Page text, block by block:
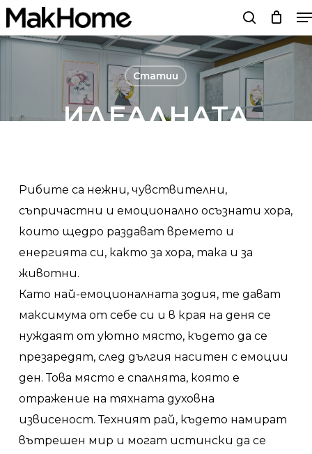
Skip
to
Статии
ИДЕАЛНАТА
ЗОДИЯТА – РИБИ
By Мебели MakHome 10/03/23 No Comments
Рибите са нежни, чувствителни,
съпричастни и емоционално осъзнати хора,
които щедро раздават времето и
енергията си, както за хора, така и за
животни.
Като най-емоционалната зодия, те дават
максимума от себе си и в края на деня се
нуждаят от уютно място, където да се
презаредят, след дългия наситен с емоции
ден. Това място е спалнята, която е
отражение на тяхната духовна
извисеност. Техният рай, където намират
вътрешен мир и могат истински да се